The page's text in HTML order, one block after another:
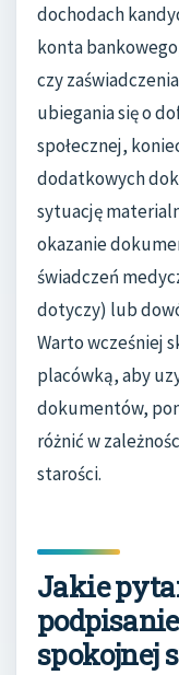
dochodach
konta
czy
ubiegania się o
społecznej,
dodatkowych
sytuację
okazanie
świadczeń
dotyczy) lub
Warto wcześniej
placówką, aby
dokumentów,
różnić w
starości.
Jakie
spokojnej